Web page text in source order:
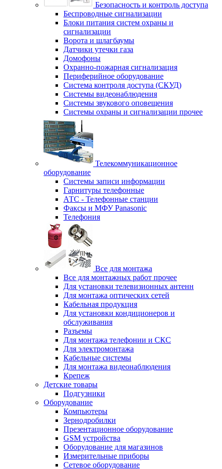
Безопасность и контроль доступа
Беспроводные сигнализации
Блоки питания систем охраны и
сигнализации
Ворота и шлагбаумы
Датчики утечки газа
Домофоны
Охранно-пожарная сигнализация
Периферийное оборудование
Система контроля доступа (СКУД)
Системы видеонаблюдения
Системы звукового оповещения
Системы охраны и сигнализации прочее
Телекоммуникационное
оборудование
Системы записи информации
Гарнитуры телефонные
АТС - Телефонные станции
Факсы и МФУ Panasonic
Телефония
Все для монтажа
Все для монтажных работ прочее
Для установки телевизионных антенн
Для монтажа оптических сетей
Кабельная продукция
Для установки кондиционеров и
обслуживания
Разъемы
Для монтажа телефонии и СКС
Для электромонтажа
Кабельные системы
Для монтажа видеонаблюдения
Крепеж
Детские товары
Подгузники
Оборудование
Компьютеры
Зернодробилки
Презентационное оборудование
GSM устройства
Оборудование для магазинов
Измерительные приборы
Сетевое оборудование